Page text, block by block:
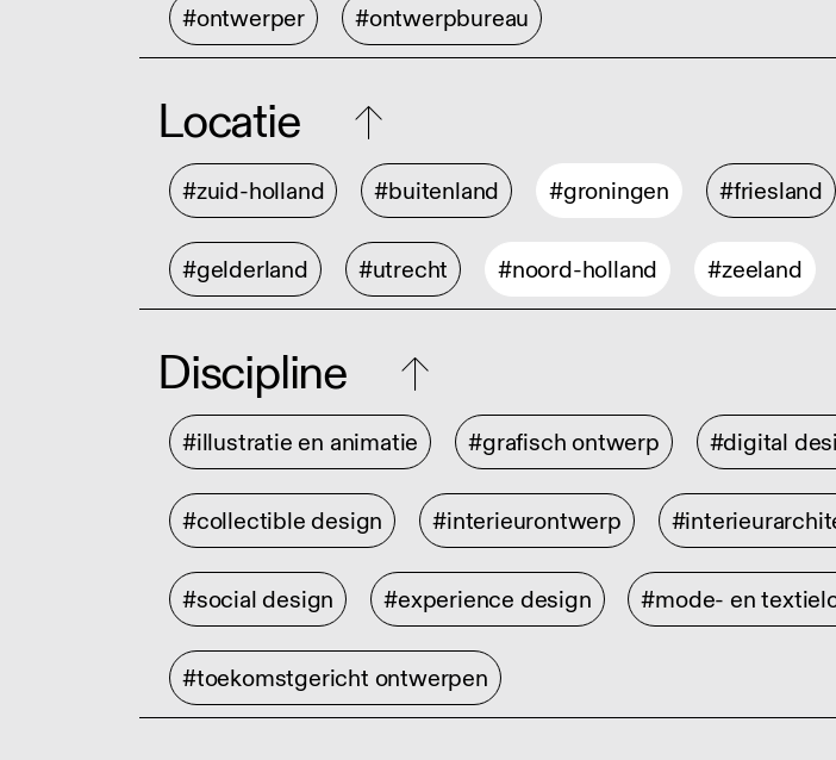
#ontwerper #ontwerpbureau
Locatie
#zuid-holland #buitenland #groningen #friesland
#gelderland #utrecht #noord-holland #zeeland
Discipline
#illustratie en animatie #grafisch ontwerp #digital
#collectible design #interieurontwerp
#social design #experience design #mode- en
#toekomstgericht ontwerpen